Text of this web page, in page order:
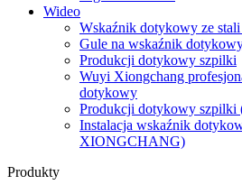
Wideo
Wskaźnik dotykowy ze
Gule na wskaźnik
Produkcji dotykowy szpilki
Wuyi Xiongchang
dotykowy
Produkcji dotykowy szpilki
Instalacja wskaźnik
XIONGCHANG)
Produkty